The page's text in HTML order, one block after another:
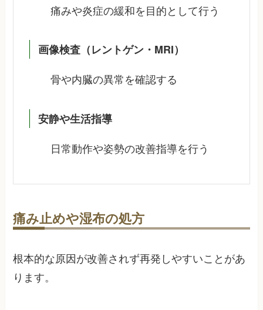
痛みや炎症の緩和を目的として行う
画像検査（レントゲン・MRI）
骨や内臓の異常を確認する
安静や生活指導
日常動作や姿勢の改善指導を行う
痛み止めや湿布の処方
根本的な原因が改善されず再発しやすいことがあ
ります。